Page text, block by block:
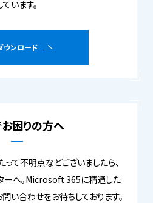
います。
ウンロード
困りの方へ
て不明点などございましたら、
へ。Microsoft 365に精通した
い合わせをお待ちしております。